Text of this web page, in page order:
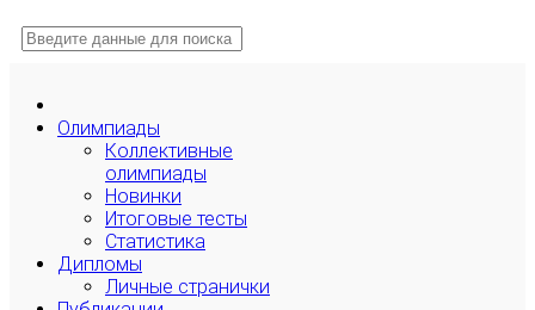
Олимпиады
Коллективные
олимпиады
Новинки
Итоговые тесты
Статистика
Дипломы
Личные странички